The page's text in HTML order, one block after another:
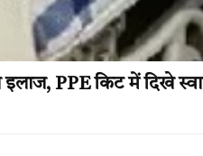
PPE किट में दिखे